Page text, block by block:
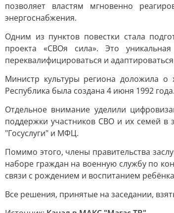
позволяет властям мгновенно
энергоснабжения.
Одним из пунктов повестки стала
проекта «СВОя сила». Это
переквалифицироваться и
Министр культуры региона доложила о
Республика была создана 4 июня 1992
Отдельное внимание уделили
поддержки участников СВО и их семей
"Госуслуги" и МФЦ.
Помимо этого, члены правительства
наборе граждан на военную службу по
связи с рождением и воспитанием
Все решения, принятые на заседании,